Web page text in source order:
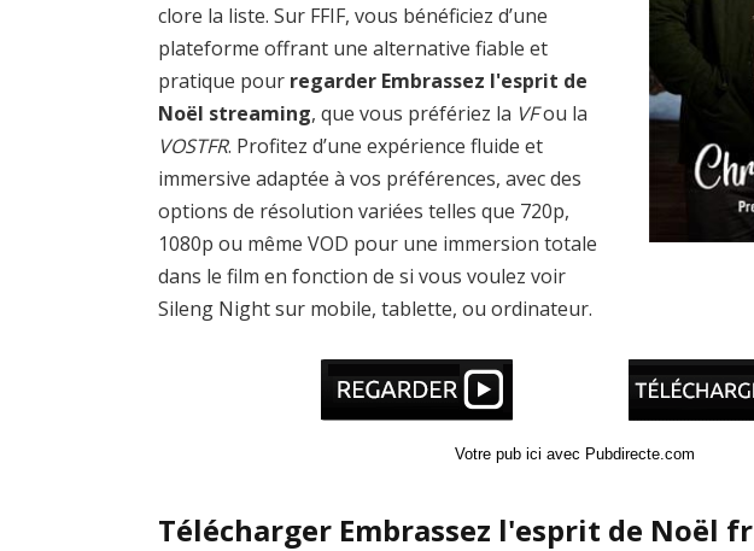
clore la liste. Sur FFIF, vous bénéficiez d’une
plateforme offrant une alternative fiable et
pratique pour regarder Embrassez l'esprit de
Noël streaming, que vous préfériez la VFou la
VOSTFR. Profitez d’une expérience fluide et
immersive adaptée à vos préférences, avec des
options de résolution variées telles que 720p,
1080p ou même VOD pour une immersion totale
dans le film en fonction de si vous voulez voir
Sileng Night sur mobile, tablette, ou ordinateur.
Votre pub ici avec Pubdirecte.com
Télécharger Embrassez l'esprit de Noël fr